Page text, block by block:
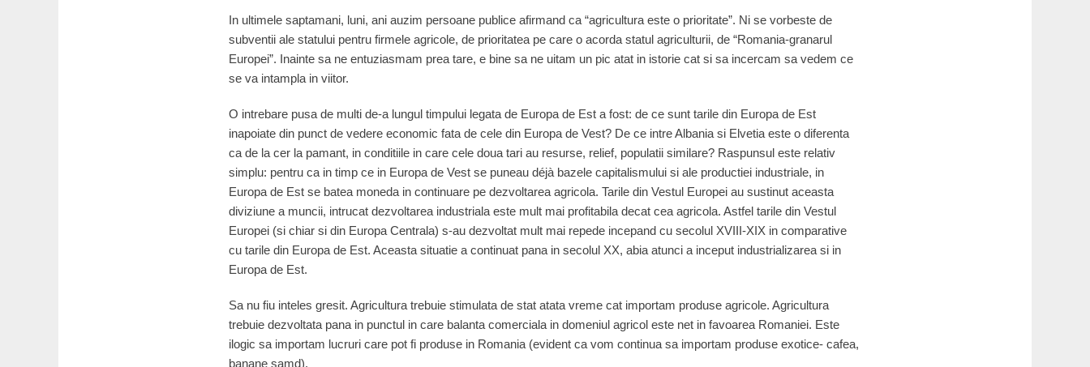
In ultimele saptamani, luni, ani auzim persoane publice afirmand ca “agricultura este o prioritate”. Ni se vorbeste de
subventii ale statului pentru firmele agricole, de prioritatea pe care o acorda statul agriculturii, de “Romania-granarul
Europei”. Inainte sa ne entuziasmam prea tare, e bine sa ne uitam un pic atat in istorie cat si sa incercam sa vedem ce
se va intampla in viitor.
O intrebare pusa de multi de-a lungul timpului legata de Europa de Est a fost: de ce sunt tarile din Europa de Est
inapoiate din punct de vedere economic fata de cele din Europa de Vest? De ce intre Albania si Elvetia este o diferenta
ca de la cer la pamant, in conditiile in care cele doua tari au resurse, relief, populatii similare? Raspunsul este relativ
simplu: pentru ca in timp ce in Europa de Vest se puneau déjà bazele capitalismului si ale productiei industriale, in
Europa de Est se batea moneda in continuare pe dezvoltarea agricola. Tarile din Vestul Europei au sustinut aceasta
diviziune a muncii, intrucat dezvoltarea industriala este mult mai profitabila decat cea agricola. Astfel tarile din Vestul
Europei (si chiar si din Europa Centrala) s-au dezvoltat mult mai repede incepand cu secolul XVIII-XIX in comparative
cu tarile din Europa de Est. Aceasta situatie a continuat pana in secolul XX, abia atunci a inceput industrializarea si in
Europa de Est.
Sa nu fiu inteles gresit. Agricultura trebuie stimulata de stat atata vreme cat importam produse agricole. Agricultura
trebuie dezvoltata pana in punctul in care balanta comerciala in domeniul agricol este net in favoarea Romaniei. Este
ilogic sa importam lucruri care pot fi produse in Romania (evident ca vom continua sa importam produse exotice- cafea,
banane samd).